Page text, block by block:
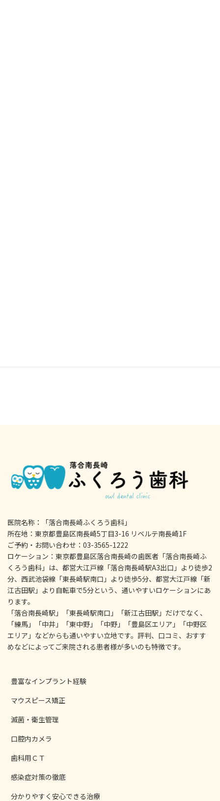
医院名称：「落合南長崎ふくろう歯科」
所在地：東京都豊島区南長崎5丁目3-16 リベルテ南長崎1F
ご予約・お問い合わせ：03-3565-1222
ロケーション：東京都豊島区落合南長崎の歯医者「落合南長崎ふ
くろう歯科」は、都営大江戸線「落合南長崎駅A3出口」より徒歩2
分、西武池袋線「東長崎駅南口」より徒歩5分、都営大江戸線「新
江古田駅」より自転車で5分という、通いやすいロケーションにあ
ります。
「落合南長崎駅」「東長崎駅南口」「新江古田駅」だけでなく、
「練馬」「中井」「東中野」「中野」「豊島区エリア」「中野区
エリア」などからも通いやすい立地です。評判、口コミ、おすす
めなどによってご来院される患者様が多いのも特徴です。
豊富なインプラント経験
マウスピース矯正
滅菌・衛生管理
口腔内カメラ
歯科用ＣＴ
感染症対策の徹底
分かりやすく安心できる治療